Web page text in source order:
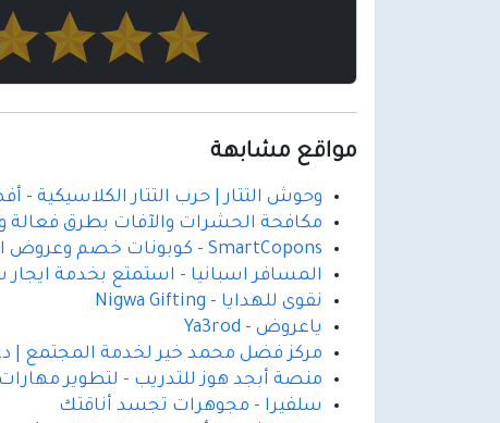
مواقع مشابهة
وحوش التتار | حرب التتار الكلاسيكية -
مكافحة الحشرات والآفات بطرق فعالة
SmartCopons - كوبونات خصم وعروض التسوق
المسافر اسبانيا - استمتع بخدمة
نقوى للهدايا - Nigwa Gifting
ياعروض - Ya3rod
مركز فضل محمد خير لخدمة المجتمع |
منصة أبجد هوز للتدريب - لتطوير مهارات
سلفيرا - مجوهرات تجسد أناقتك